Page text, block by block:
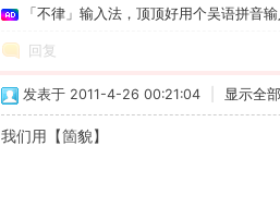
「不律」输入法，顶顶好用个吴语拼音
回复
发表于 2011-4-26 00:21:04 显示全
我们用【箇貌】